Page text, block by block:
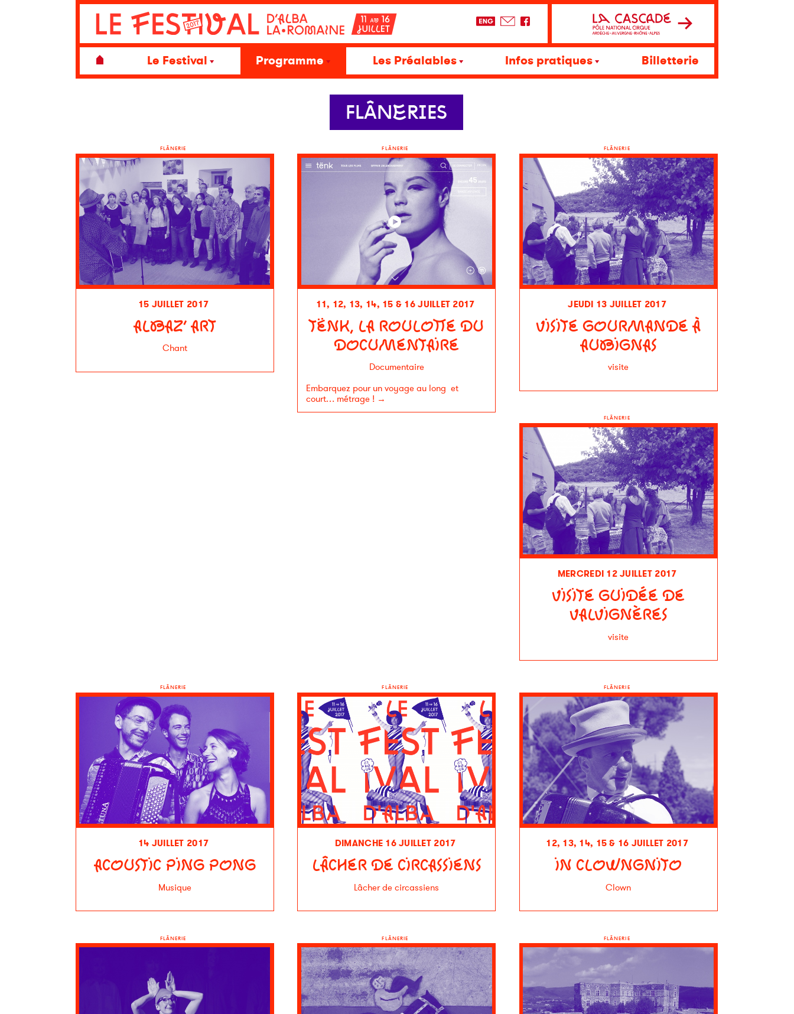
Le Festival Programme Les Préalables Infos pratiques Billetterie
FLÂNERIES
FLÂNERIE
15 JUILLET 2017
ALBAZ’ ART
Chant
FLÂNERIE
11, 12, 13, 14, 15 & 16 JUILLET 2017
TËNK, LA ROULOTTE DU
DOCUMENTAIRE
Documentaire
Embarquez pour un voyage au long et
court… métrage !
FLÂNERIE
JEUDI 13 JUILLET 2017
VISITE GOURMANDE À
AUBIGNAS
visite
FLÂNERIE
MERCREDI 12 JUILLET 2017
VISITE GUIDÉE DE
VALVIGNÈRES
visite
FLÂNERIE
14 JUILLET 2017
ACOUSTIC PING PONG
Musique
FLÂNERIE
DIMANCHE 16 JUILLET 2017
LÂCHER DE CIRCASSIENS
Lâcher de circassiens
FLÂNERIE
12, 13, 14, 15 & 16 JUILLET 2017
IN CLOWNGNITO
Clown
FLÂNERIE FLÂNERIE FLÂNERIE